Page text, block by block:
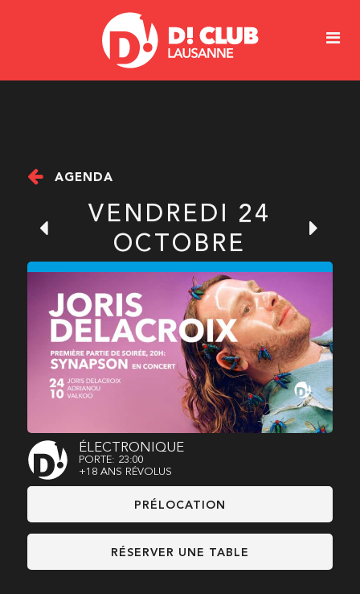
AGENDA
VENDREDI 24
OCTOBRE
ÉLECTRONIQUE
PORTE: 23:00
+18 ANS RÉVOLUS
PRÉLOCATION
RÉSERVER UNE TABLE